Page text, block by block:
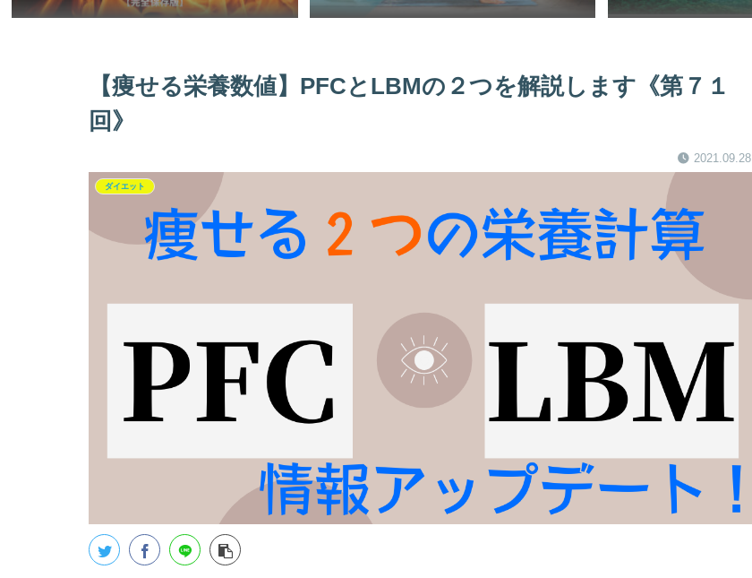
【痩せる栄養数値】PFCとLBMの２つを解説します《第７１
回》
2021.09.28
ダイエット